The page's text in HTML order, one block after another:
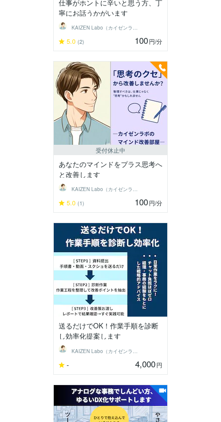
仕事がホントに辛いと思う方、丁
寧にお話うかがいます
KAIZEN Labo（カイゼンラボ）
5.0 (2) 100円/分
受付休止中
あなたのマインドをプラス思考へ
と改善します
KAIZEN Labo（カイゼンラボ）
5.0 (1) 100円/分
送るだけでOK！作業手順を診断
し効率化提案します
- 4,000円